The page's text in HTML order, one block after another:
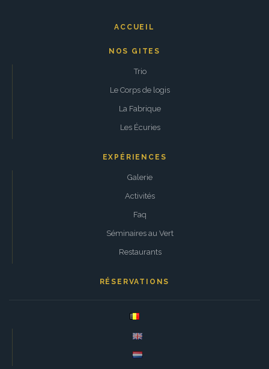
ACCUEIL
NOS GITES
Trio
Le Corps de logis
La Fabrique
Les Écuries
EXPÉRIENCES
Galerie
Activités
Faq
Séminaires au Vert
Restaurants
RÉSERVATIONS